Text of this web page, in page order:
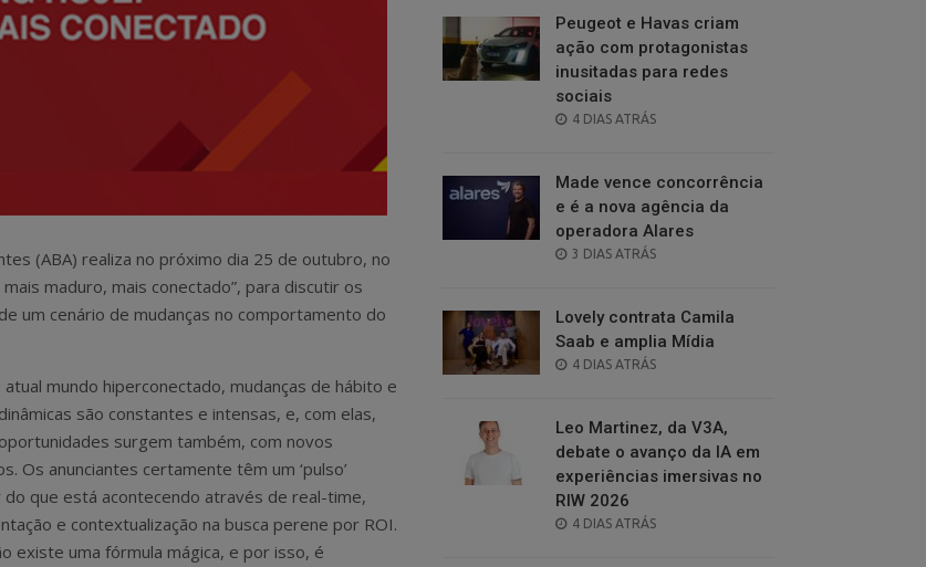
(ABA) realiza no próximo dia 25 de outubro, no
maduro, mais conectado”, para discutir os
um cenário de mudanças no comportamento do
atual mundo hiperconectado, mudanças de hábito e
são constantes e intensas, e, com elas,
surgem também, com novos
Os anunciantes certamente têm um ‘pulso’
do que está acontecendo através de real-time,
e contextualização na busca perene por ROI.
existe uma fórmula mágica, e por isso, é
Peugeot e Havas criam
ação com protagonistas
inusitadas para redes
sociais
POSTED
4 DIAS ATRÁS
Made vence concorrência
e é a nova agência da
operadora Alares
POSTED
3 DIAS ATRÁS
Lovely contrata Camila
Saab e amplia Mídia
POSTED
4 DIAS ATRÁS
Leo Martinez, da V3A,
debate o avanço da IA em
experiências imersivas no
RIW 2026
POSTED
4 DIAS ATRÁS